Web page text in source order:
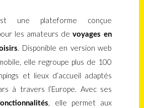
une plateforme conçue
les amateurs de voyages en
. Disponible en version web
elle regroupe plus de 100
et lieux d’accueil adaptés
à travers l’Europe. Avec ses
, elle permet aux